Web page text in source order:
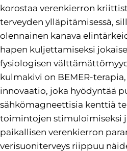
korostaa verenkierron
terveyden ylläpitämisessä,
olennainen kanava
hapen kuljettamiseksi
fysiologisen
kulmakivi on BEMER-
innovaatio, joka hyödyntää
sähkömagneettisia kenttiä
toimintojen stimuloimiseksi
paikallisen verenkierron
verisuoniterveys riippuu